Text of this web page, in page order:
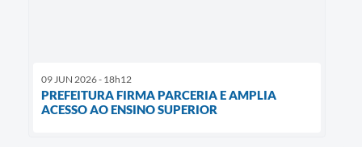
09 JUN 2026 - 18h12
PREFEITURA FIRMA PARCERIA E AMPLIA
ACESSO AO ENSINO SUPERIOR